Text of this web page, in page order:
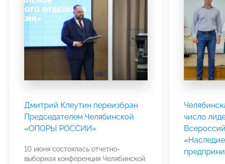
Дмитрий Клеутин переизбран
Председателем Челябинской
«ОПОРЫ РОССИИ»
10 июня состоялась отчетно-
выборная конференция Челябинской
число